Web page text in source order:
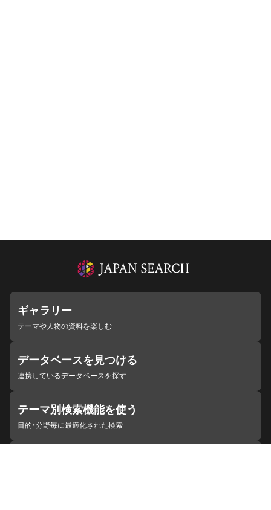
ギャラリー
テーマや人物の資料を楽しむ
データベースを見つける
連携しているデータベースを探す
テーマ別検索機能を使う
目的・分野毎に最適化された検索